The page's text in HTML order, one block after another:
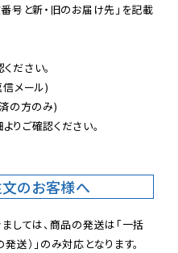
番号と新・旧のお届け先」を記載
ださい。
メール)
の方のみ)
りご確認ください。
文のお客様へ
しては、商品の発送は「一括
送）」のみ対応となります。